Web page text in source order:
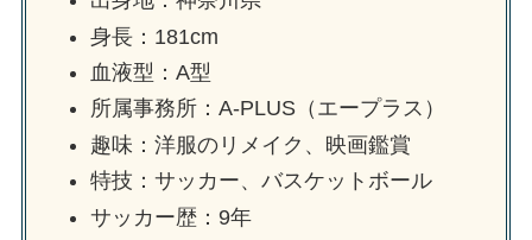
身長：181cm
血液型：A型
所属事務所：A-PLUS（エープラス）
趣味：洋服のリメイク、映画鑑賞
特技：サッカー、バスケットボール
サッカー歴：9年